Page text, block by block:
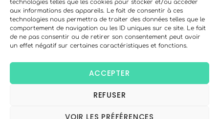
technologies telles que les cookies pour stocker et/ou accéder
aux informations des appareils. Le fait de consentir à ces
technologies nous permettra de traiter des données telles que le
comportement de navigation ou les ID uniques sur ce site. Le fait
de ne pas consentir ou de retirer son consentement peut avoir
un effet négatif sur certaines caractéristiques et fonctions.
ACCEPTER
REFUSER
VOIR LES PRÉFÉRENCES
68000 Colmar
Téléphone
Copyright © 2026 FlexTrott.
Mentions Légales